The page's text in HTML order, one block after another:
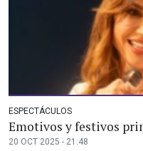
ESPECTÁCULOS
Emotivos y festivos
20 OCT 2025 - 21:48